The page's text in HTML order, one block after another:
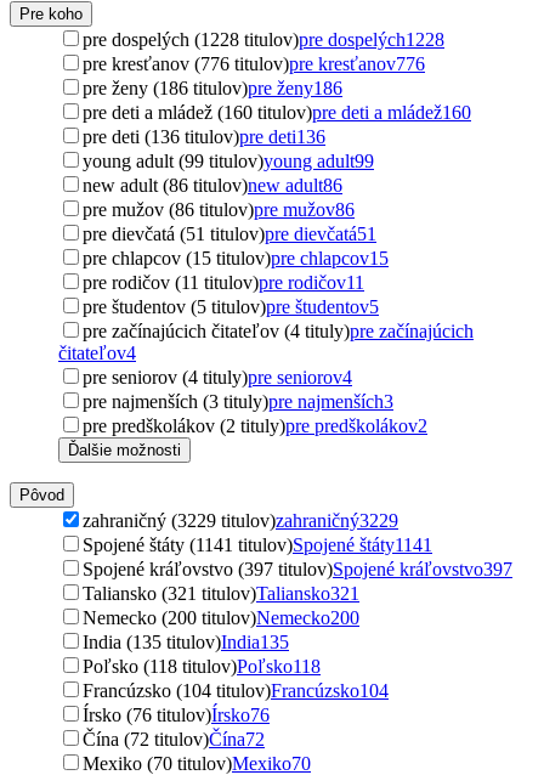
Pre koho
pre dospelých (1228 titulov)pre dospelých1228
pre kresťanov (776 titulov)pre kresťanov776
pre ženy (186 titulov)pre ženy186
pre deti a mládež (160 titulov)pre deti a mládež160
pre deti (136 titulov)pre deti136
young adult (99 titulov)young adult99
new adult (86 titulov)new adult86
pre mužov (86 titulov)pre mužov86
pre dievčatá (51 titulov)pre dievčatá51
pre chlapcov (15 titulov)pre chlapcov15
pre rodičov (11 titulov)pre rodičov11
pre študentov (5 titulov)pre študentov5
pre začínajúcich čitateľov (4 tituly)pre začínajúcich
čitateľov4
pre seniorov (4 tituly)pre seniorov4
pre najmenších (3 tituly)pre najmenších3
pre predškolákov (2 tituly)pre predškolákov2
Ďalšie možnosti
Pôvod
zahraničný (3229 titulov)zahraničný3229
Spojené štáty (1141 titulov)Spojené štáty1141
Spojené kráľovstvo (397 titulov)Spojené kráľovstvo397
Taliansko (321 titulov)Taliansko321
Nemecko (200 titulov)Nemecko200
India (135 titulov)India135
Poľsko (118 titulov)Poľsko118
Francúzsko (104 titulov)Francúzsko104
Írsko (76 titulov)Írsko76
Čína (72 titulov)Čína72
Mexiko (70 titulov)Mexiko70